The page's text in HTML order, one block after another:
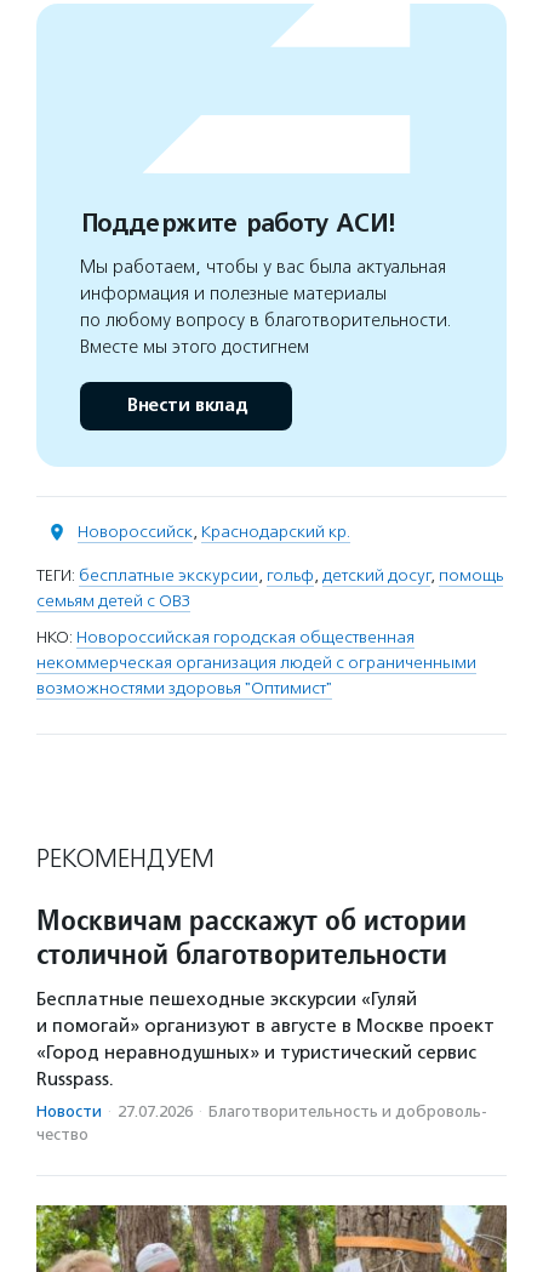
Поддержите работу АСИ!
Мы работаем, чтобы у вас была актуальная
информация и полезные материалы
по любому вопросу в благотворительности.
Вместе мы этого достигнем
Внести вклад
Новороссийск, Краснодарский кр.
ТЕГИ: бесплатные экскурсии, гольф, детский досуг, помощь
семьям детей с ОВЗ
НКО: Новороссийская городская общественная
некоммерческая организация людей с ограниченными
возможностями здоровья "Оптимист"
РЕКОМЕНДУЕМ
Москвичам расскажут об истории
столичной благотворительности
Бесплатные пешеходные экскурсии «Гуляй
и помогай» организуют в августе в Москве проект
«Город неравнодушных» и туристический сервис
Russpass.
Новости · 27.07.2026 · Благотвори­тель­ность и доброволь­
чест­во